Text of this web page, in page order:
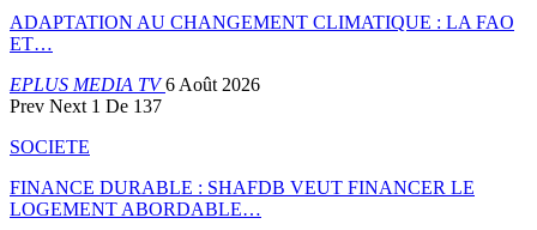
ADAPTATION AU CHANGEMENT CLIMATIQUE : LA FAO
ET…
EPLUS MEDIA TV6 Août 2026
Prev Next 1 De 137
SOCIETE
FINANCE DURABLE : SHAFDB VEUT FINANCER LE
LOGEMENT ABORDABLE…